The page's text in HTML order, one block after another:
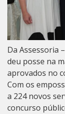
Da Assessoria
deu posse na
aprovados no
Com os
a 224 novos
concurso